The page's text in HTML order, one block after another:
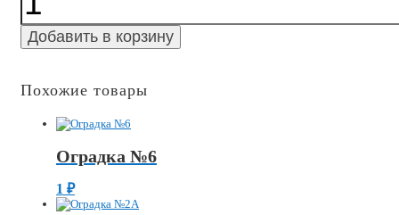
Добавить в корзину
Похожие товары
Оградка №6
1 ₽